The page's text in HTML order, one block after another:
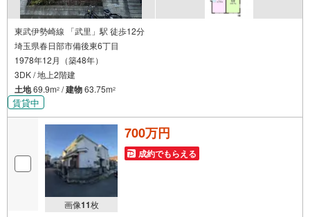
東武伊勢崎線 「武里」駅 徒歩12分
埼玉県春日部市備後東6丁目
1978年12月（築48年）
3DK / 地上2階建
土地69.9m2 /建物63.75m2
賃貸中
画像11枚
700万円
成約でもらえる